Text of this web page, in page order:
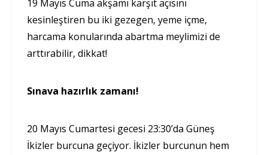
19 Mayıs Cuma akşamı karşıt açısını
kesinleştiren bu iki gezegen, yeme içme,
harcama konularında abartma meylimizi de
arttırabilir, dikkat!
Sınava hazırlık zamanı!
20 Mayıs Cumartesi gecesi 23:30’da Güneş
İkizler burcuna geçiyor. İkizler burcunun hem